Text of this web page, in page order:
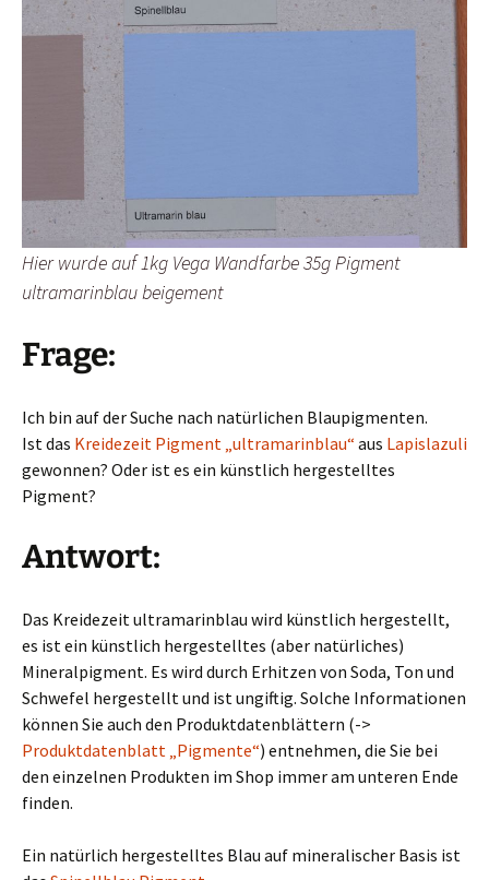
Hier wurde auf 1kg Vega Wandfarbe 35g Pigment
ultramarinblau beigement
Frage:
Ich bin auf der Suche nach natürlichen Blaupigmenten.
Ist das Kreidezeit Pigment „ultramarinblau“ aus Lapislazuli
gewonnen? Oder ist es ein künstlich hergestelltes
Pigment?
Antwort:
Das Kreidezeit ultramarinblau wird künstlich hergestellt,
es ist ein künstlich hergestelltes (aber natürliches)
Mineralpigment. Es wird durch Erhitzen von Soda, Ton und
Schwefel hergestellt und ist ungiftig. Solche Informationen
können Sie auch den Produktdatenblättern (->
Produktdatenblatt „Pigmente“) entnehmen, die Sie bei
den einzelnen Produkten im Shop immer am unteren Ende
finden.
Ein natürlich hergestelltes Blau auf mineralischer Basis ist